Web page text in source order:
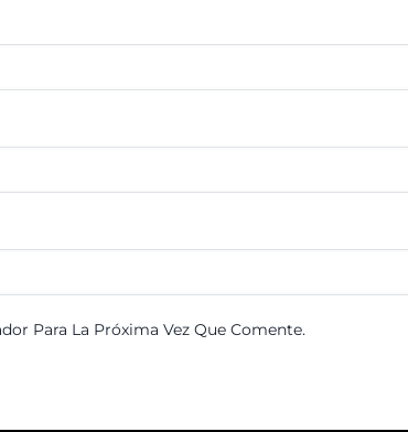
Para La Próxima Vez Que Comente.